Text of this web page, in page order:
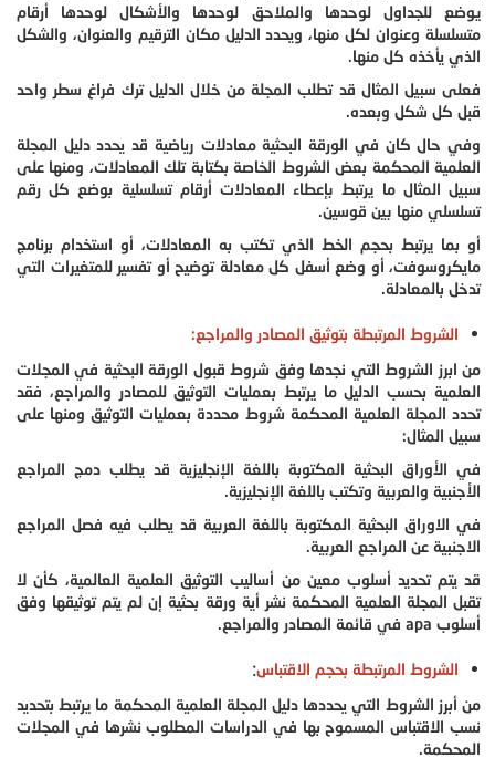
يوضع للجداول لوحدها والملاحق لوحدها والأشكال لوحدها أرقام
متسلسلة وعنوان لكل منها، ويحدد الدليل مكان الترقيم والعنوان، والشكل
الذي يأخذه كل منها.
فعلى سبيل المثال قد تطلب المجلة من خلال الدليل ترك فراغ سطر واحد
قبل كل شكل وبعده.
وفي حال كان في الورقة البحثية معادلات رياضية قد يحدد دليل المجلة
العلمية المحكمة بعض الشروط الخاصة بكتابة تلك المعادلات، ومنها على
سبيل المثال ما يرتبط بإعطاء المعادلات أرقام تسلسلية بوضع كل رقم
تسلسلي منها بين قوسين.
أو بما يرتبط بحجم الخط الذي تكتب به المعادلات، أو استخدام برنامج
مايكروسوفت، أو وضع أسفل كل معادلة توضيح أو تفسير للمتغيرات التي
تدخل بالمعادلة.
الشروط المرتبطة بتوثيق المصادر والمراجع:
من ابرز الشروط التي نجدها وفق شروط قبول الورقة البحثية في المجلات
العلمية بحسب الدليل ما يرتبط بعمليات التوثيق للمصادر والمراجع، فقد
تحدد المجلة العلمية المحكمة شروط محددة بعمليات التوثيق ومنها على
سبيل المثال:
في الأوراق البحثية المكتوبة باللغة الإنجليزية قد يطلب دمج المراجع
الأجنبية والعربية وتكتب باللغة الإنجليزية.
في الاوراق البحثية المكتوبة باللغة العربية قد يطلب فيه فصل المراجع
الاجنبية عن المراجع العربية.
قد يتم تحديد أسلوب معين من أساليب التوثيق العلمية العالمية، كأن لا
تقبل المجلة العلمية المحكمة نشر أية ورقة بحثية إن لم يتم توثيقها وفق
أسلوب apa في قائمة المصادر والمراجع.
الشروط المرتبطة بحجم الاقتباس:
من أبرز الشروط التي يحددها دليل المجلة العلمية المحكمة ما يرتبط بتحديد
نسب الاقتباس المسموح بها في الدراسات المطلوب نشرها في المجلات
المحكمة.